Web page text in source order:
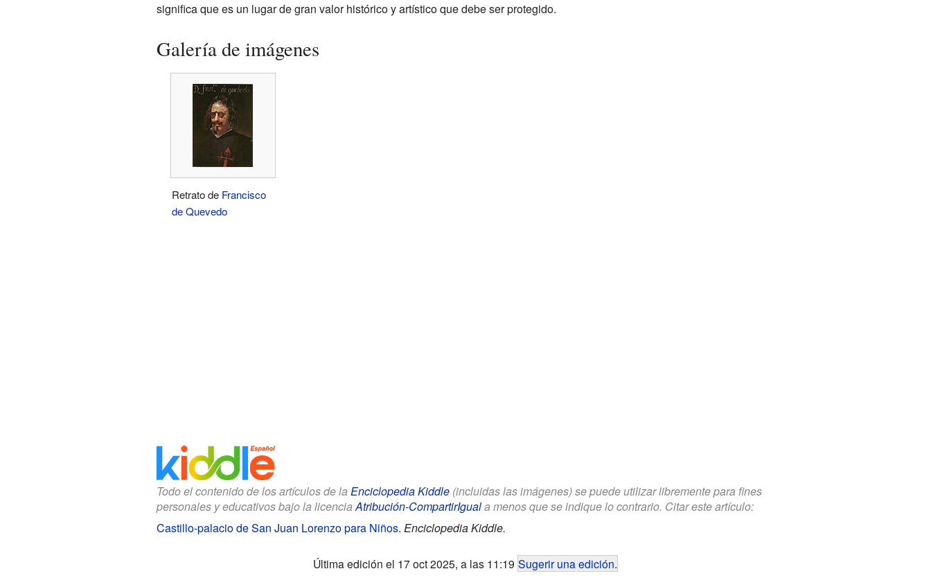
significa que es un lugar de gran valor histórico y artístico que debe ser protegido.
Galería de imágenes
Retrato de Francisco
de Quevedo
Todo el contenido de los artículos de la Enciclopedia Kiddle(incluidas las imágenes) se puede utilizar libremente para fines
personales y educativos bajo la licencia Atribución-CompartirIguala menos que se indique lo contrario. Citar este artículo:
Castillo-palacio de San Juan Lorenzo para Niños. Enciclopedia Kiddle.
Última edición el 17 oct 2025, a las 11:19 Sugerir una edición.